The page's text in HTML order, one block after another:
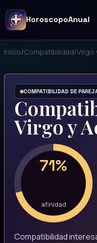
HoroscopoAnual
Inicio/Compatibilidad/Virgo
COMPATIBILIDAD DE
Virgo y
71%
afinidad
Compatibilidad